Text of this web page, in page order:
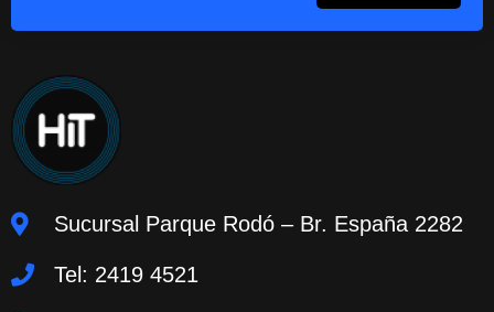
Sucursal Parque Rodó – Br. España 2282
Tel: 2419 4521